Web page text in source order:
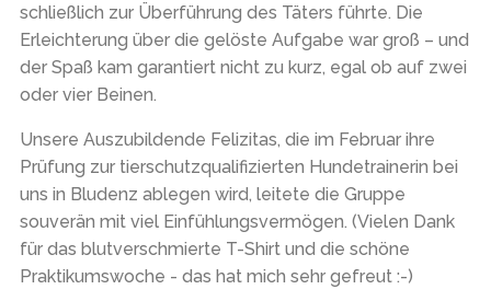
schließlich zur Überführung des Täters führte. Die
Erleichterung über die gelöste Aufgabe war groß – und
der Spaß kam garantiert nicht zu kurz, egal ob auf zwei
oder vier Beinen.
Unsere Auszubildende Felizitas, die im Februar ihre
Prüfung zur tierschutzqualifizierten Hundetrainerin bei
uns in Bludenz ablegen wird, leitete die Gruppe
souverän mit viel Einfühlungsvermögen. (Vielen Dank
für das blutverschmierte T-Shirt und die schöne
Praktikumswoche - das hat mich sehr gefreut :-)